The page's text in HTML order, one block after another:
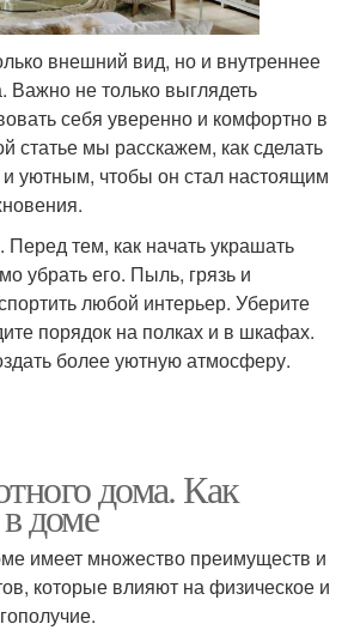
внешний вид, но и внутреннее
Важно не только выглядеть
себя уверенно и комфортно в
статье мы расскажем, как сделать
уютным, чтобы он стал настоящим
Перед тем, как начать украшать
убрать его. Пыль, грязь и
любой интерьер. Уберите
порядок на полках и в шкафах.
более уютную атмосферу.
дома. Как
доме
имеет множество преимуществ и
которые влияют на физическое и